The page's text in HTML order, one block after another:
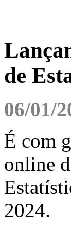
de
06/01/
É com
online
2024.